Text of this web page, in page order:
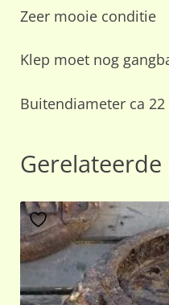
Zeer mooie conditie
Klep moet nog
Buitendiameter ca 22